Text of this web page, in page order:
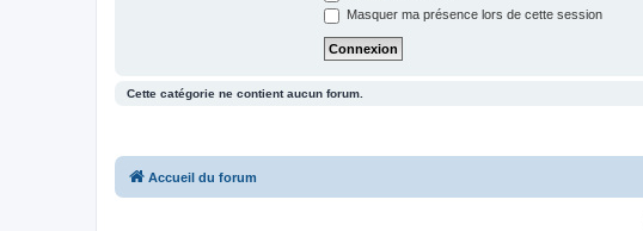
Masquer ma présence lors de cette session
Cette catégorie ne contient aucun forum.
Accueil du forum